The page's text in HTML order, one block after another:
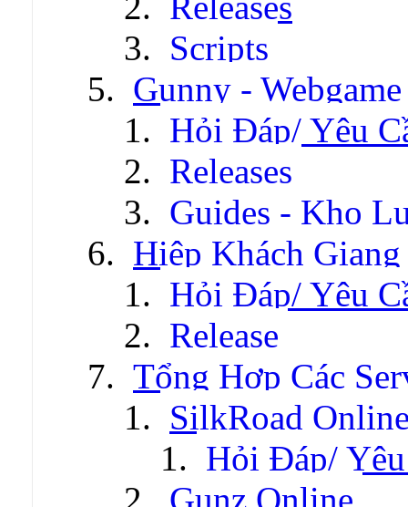
Scripts
Gunny -
Hỏi Đáp/ Yêu
Releases
Guides - Kho
Hiệp Khách
Hỏi Đáp/ Yêu
Release
Tổng Hợp Các
SilkRoad
Hỏi Đáp/
Gunz Online